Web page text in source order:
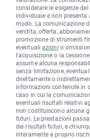
considerare le esigenze
individuale e non
modo. La comunicazione
vendita, offerta,
promozione di strumenti
eventuali azioni o
l'acquisizione o la
assume alcuna
senza limitazione,
direttamente o
informazioni contenute in
caso in cui la
eventuali risultati relativi
non costituiscono alcuna
futuri. Le prestazioni
dei risultati futuri, e
interamente a proprio